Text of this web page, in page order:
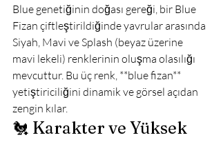
Blue genetiğinin doğası gereği, bir Blue
Fizan çiftleştirildiğinde yavrular arasında
Siyah, Mavi ve Splash (beyaz üzerine
mavi lekeli) renklerinin oluşma olasılığı
mevcuttur. Bu üç renk, **blue fizan**
yetiştiriciliğini dinamik ve görsel açıdan
zengin kılar.
🐔 Karakter ve Yüksek